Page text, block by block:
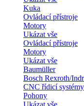
Kuka
Ovládací přístroje
Motory
Ukázat vše
Ovládací přístroje
Motory
Ukázat vše
Baumüller
Bosch Rexroth/
CNC řídicí systémy
Pohony
Ukázat vše